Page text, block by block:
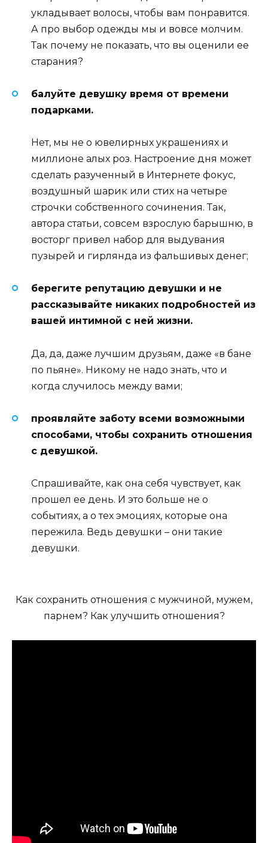
укладывает волосы, чтобы вам понравится.
А про выбор одежды мы и вовсе молчим.
Так почему не показать, что вы оценили ее
старания?
балуйте девушку время от времени
подарками.
Нет, мы не о ювелирных украшениях и
миллионе алых роз. Настроение дня может
сделать разученный в Интернете фокус,
воздушный шарик или стих на четыре
строчки собственного сочинения. Так,
автора статьи, совсем взрослую барышню, в
восторг привел набор для выдувания
пузырей и гирлянда из фальшивых денег;
берегите репутацию девушки и не
рассказывайте никаких подробностей из
вашей интимной с ней жизни.
Да, да, даже лучшим друзьям, даже «в бане
по пьяне». Никому не надо знать, что и
когда случилось между вами;
проявляйте заботу всеми возможными
способами, чтобы сохранить отношения
с девушкой.
Спрашивайте, как она себя чувствует, как
прошел ее день. И это больше не о
событиях, а о тех эмоциях, которые она
пережила. Ведь девушки – они такие
девушки.
Как сохранить отношения с мужчиной, мужем,
парнем? Как улучшить отношения?